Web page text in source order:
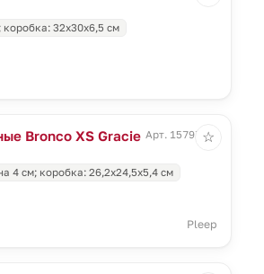
коробка: 32х30х6,5 см
Bronco XS Gracie Арт. 15797.26
4 см; коробка: 26,2х24,5х5,4 см
Pleep
☆